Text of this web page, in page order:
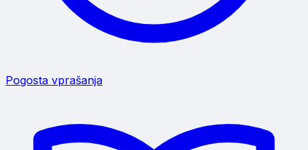
Pogosta vprašanja